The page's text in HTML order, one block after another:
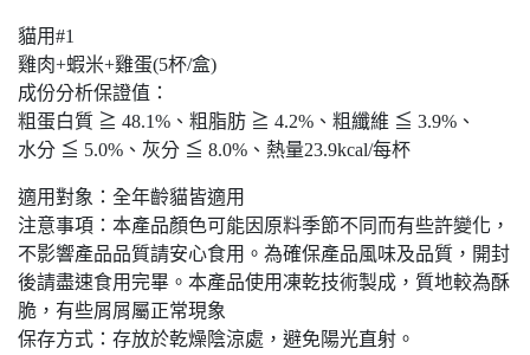
貓用#1
雞肉+蝦米+雞蛋(5杯/盒)
成份分析保證值：
粗蛋白質 ≧ 48.1%、粗脂肪 ≧ 4.2%、粗纖維 ≦ 3.9%、
水分 ≦ 5.0%、灰分 ≦ 8.0%、熱量23.9kcal/每杯
適用對象：全年齡貓皆適用
注意事項：本產品顏色可能因原料季節不同而有些許變化，
不影響產品品質請安心食用。為確保產品風味及品質，開封
後請盡速食用完畢。本產品使用凍乾技術製成，質地較為酥
脆，有些屑屑屬正常現象
保存方式：存放於乾燥陰涼處，避免陽光直射。